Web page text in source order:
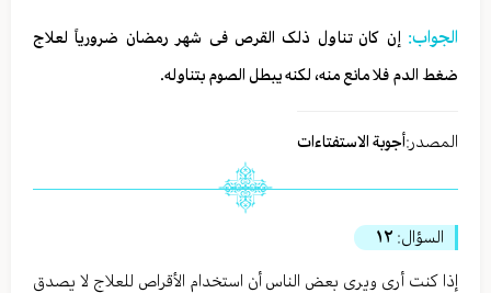
الجواب: إن کان تناول ذلک القرص فی شهر رمضان ضروریاً لعلاج
ضغط الدم فلا مانع منه، لکنه یبطل الصوم بتناوله.
المصدر:أجوبة الاستفتاءات
السؤال: ١٢
إذا کنت أری ویری بعض الناس أن استخدام الأقراص للعلاج لا یصدق